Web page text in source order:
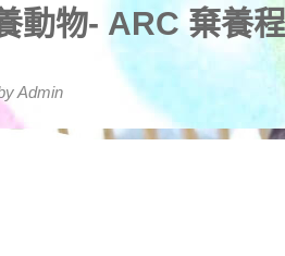
動物- ARC 棄養
Admin